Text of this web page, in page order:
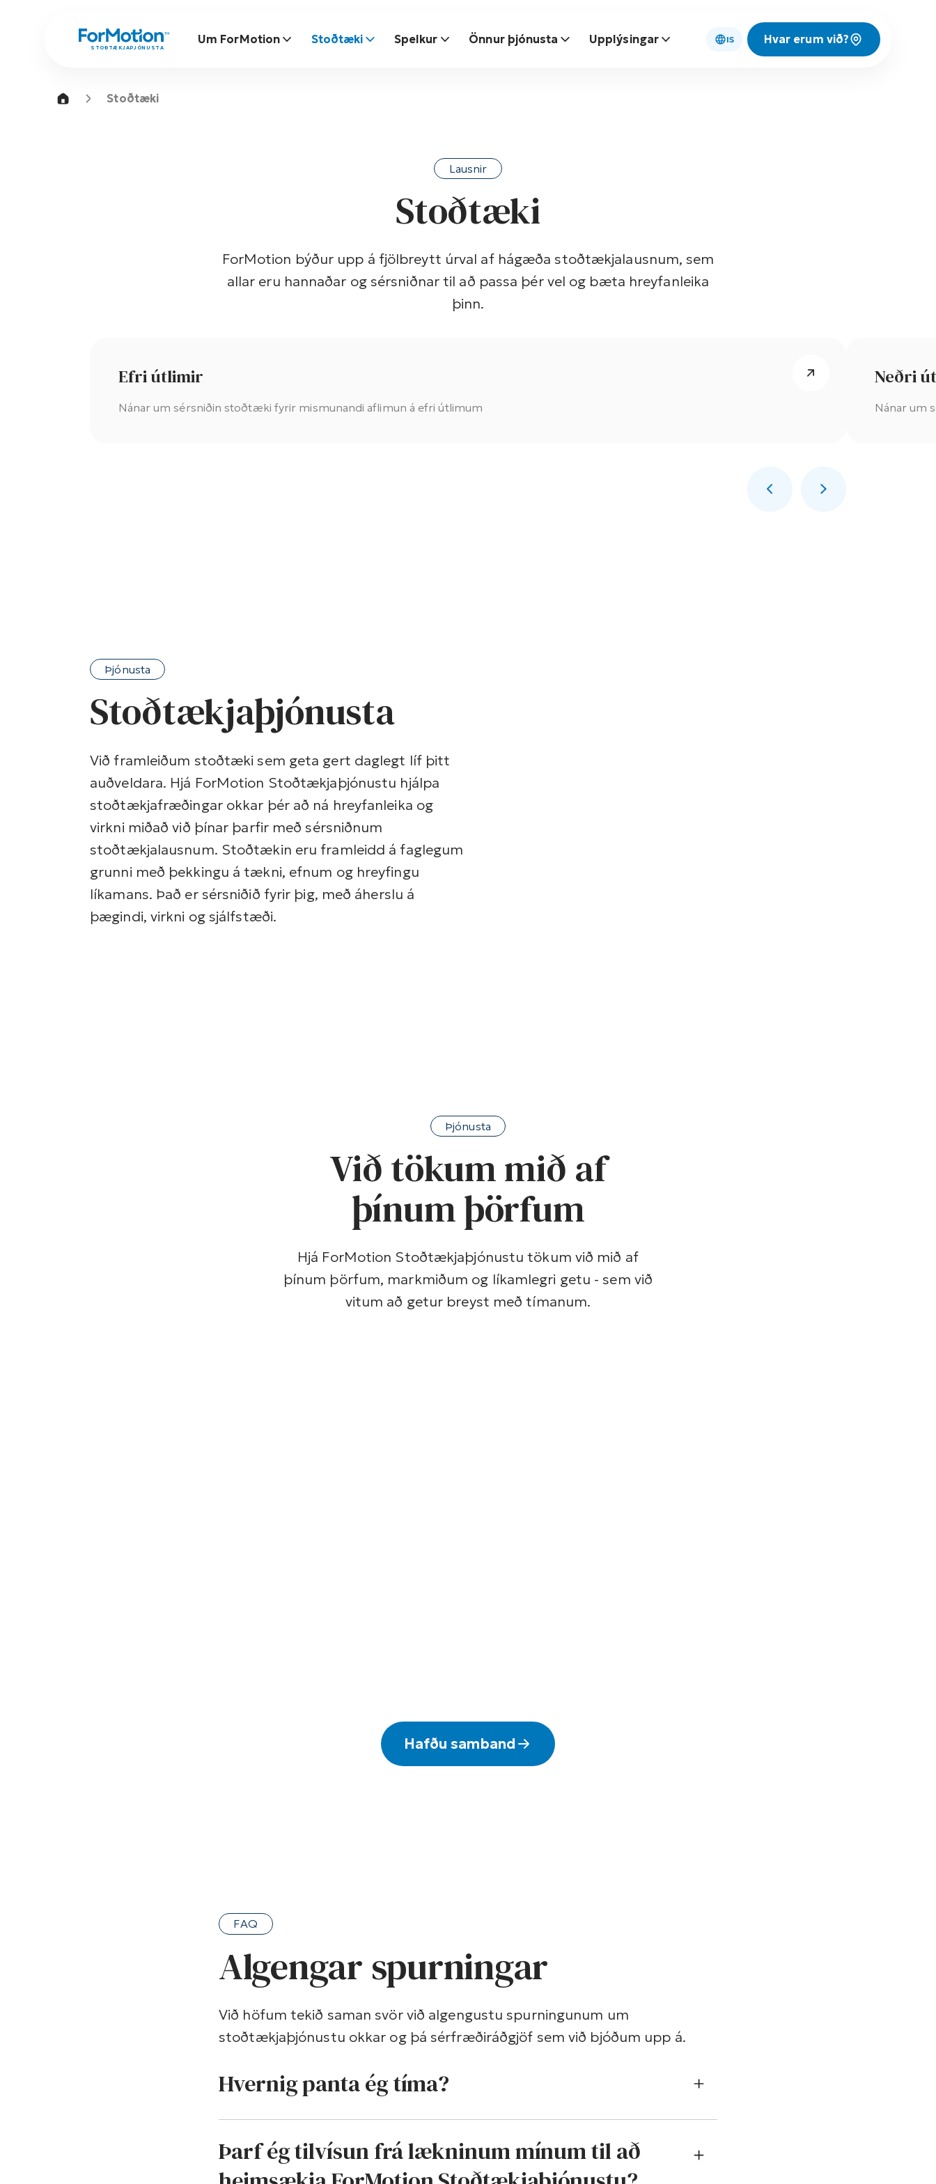
STOÐTÆKJAÞJÓNUSTA
Um ForMotion Stoðtæki Spelkur Önnur þjónusta Upplýsingar IS Hvar erum við?
Stoðtæki
Lausnir
Stoðtæki
ForMotion býður upp á fjölbreytt úrval af hágæða stoðtækjalausnum, sem
allar eru hannaðar og sérsniðnar til að passa þér vel og bæta hreyfanleika
þinn.
Efri útlimir
Nánar um sérsniðin stoðtæki fyrir mismunandi aflimun á efri útlimum
Neðri
Nánar um
Þjónusta
Stoðtækjaþjónusta
Við framleiðum stoðtæki sem geta gert daglegt líf þitt
auðveldara. Hjá ForMotion Stoðtækjaþjónustu hjálpa
stoðtækjafræðingar okkar þér að ná hreyfanleika og
virkni miðað við þínar þarfir með sérsniðnum
stoðtækjalausnum. Stoðtækin eru framleidd á faglegum
grunni með þekkingu á tækni, efnum og hreyfingu
líkamans. Það er sérsniðið fyrir þig, með áherslu á
þægindi, virkni og sjálfstæði.
Þjónusta
Við tökum mið af
þínum þörfum
Hjá ForMotion Stoðtækjaþjónustu tökum við mið af
þínum þörfum, markmiðum og líkamlegri getu - sem við
vitum að getur breyst með tímanum.
Hafðu samband
FAQ
Algengar spurningar
Við höfum tekið saman svör við algengustu spurningunum um
stoðtækjaþjónustu okkar og þá sérfræðiráðgjöf sem við bjóðum upp á.
Hvernig panta ég tíma?
Þarf ég tilvísun frá lækninum mínum til að